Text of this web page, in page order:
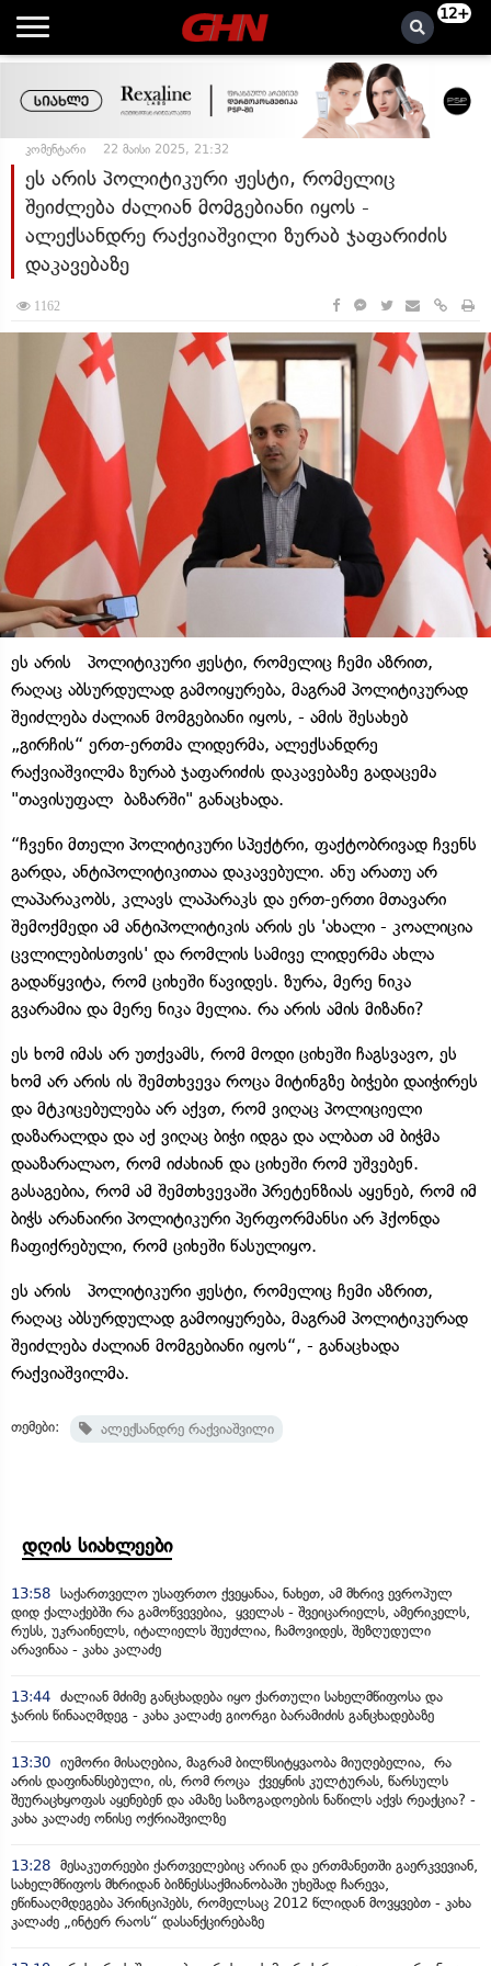
12+
კომენტარი 22 მაისი 2025, 21:32
ეს არის პოლიტიკური ჟესტი, რომელიც
შეიძლება ძალიან მომგებიანი იყოს -
ალექსანდრე რაქვიაშვილი ზურაბ ჯაფარიძის
დაკავებაზე
1162
ეს არის პოლიტიკური ჟესტი, რომელიც ჩემი აზრით,
რაღაც აბსურდულად გამოიყურება, მაგრამ პოლიტიკურად
შეიძლება ძალიან მომგებიანი იყოს, - ამის შესახებ
„გირჩის“ ერთ-ერთმა ლიდერმა, ალექსანდრე
რაქვიაშვილმა ზურაბ ჯაფარიძის დაკავებაზე გადაცემა
"თავისუფალ ბაზარში" განაცხადა.
“ჩვენი მთელი პოლიტიკური სპექტრი, ფაქტობრივად ჩვენს
გარდა, ანტიპოლიტიკითაა დაკავებული. ანუ არათუ არ
ლაპარაკობს, კლავს ლაპარაკს და ერთ-ერთი მთავარი
შემოქმედი ამ ანტიპოლიტიკის არის ეს 'ახალი - კოალიცია
ცვლილებისთვის' და რომლის სამივე ლიდერმა ახლა
გადაწყვიტა, რომ ციხეში წავიდეს. ზურა, მერე ნიკა
გვარამია და მერე ნიკა მელია. რა არის ამის მიზანი?
ეს ხომ იმას არ უთქვამს, რომ მოდი ციხეში ჩაგსვავო, ეს
ხომ არ არის ის შემთხვევა როცა მიტინგზე ბიჭები დაიჭირეს
და მტკიცებულება არ აქვთ, რომ ვიღაც პოლიციელი
დაზარალდა და აქ ვიღაც ბიჭი იდგა და ალბათ ამ ბიჭმა
დააზარალაო, რომ იძახიან და ციხეში რომ უშვებენ.
გასაგებია, რომ ამ შემთხვევაში პრეტენზიას აყენებ, რომ იმ
ბიჭს არანაირი პოლიტიკური პერფორმანსი არ ჰქონდა
ჩაფიქრებული, რომ ციხეში წასულიყო.
ეს არის პოლიტიკური ჟესტი, რომელიც ჩემი აზრით,
რაღაც აბსურდულად გამოიყურება, მაგრამ პოლიტიკურად
შეიძლება ძალიან მომგებიანი იყოს“, - განაცხადა
რაქვიაშვილმა.
თემები: ალექსანდრე რაქვიაშვილი
დღის სიახლეები
13:58 საქართველო უსაფრთო ქვეყანაა, ნახეთ, ამ მხრივ ევროპულ
დიდ ქალაქებში რა გამოწვევებია, ყველას - შვეიცარიელს, ამერიკელს,
რუსს, უკრაინელს, იტალიელს შეუძლია, ჩამოვიდეს, შეზღუდული
არავინაა - კახა კალაძე
13:44 ძალიან მძიმე განცხადება იყო ქართული სახელმწიფოსა და
ჯარის წინააღმდეგ - კახა კალაძე გიორგი ბარამიძის განცხადებაზე
13:30 იუმორი მისაღებია, მაგრამ ბილწსიტყვაობა მიუღებელია, რა
არის დაფინანსებული, ის, რომ როცა ქვეყნის კულტურას, წარსულს
შეურაცხყოფას აყენებენ და ამაზე საზოგადოების ნაწილს აქვს რეაქცია? -
კახა კალაძე ონისე ოქრიაშვილზე
13:28 მესაკუთრეები ქართველებიც არიან და ერთმანეთში გაერკვევიან,
სახელმწიფოს მხრიდან ბიზნესსაქმიანობაში უხეშად ჩარევა,
ეწინააღმდეგება პრინციპებს, რომელსაც 2012 წლიდან მოვყვებთ - კახა
კალაძე „ინტერ რაოს“ დასანქცირებაზე